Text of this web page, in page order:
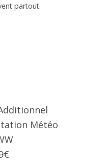
partout.
Météo